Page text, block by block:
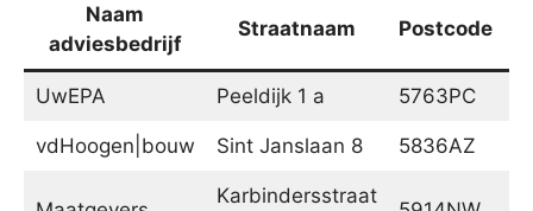
Naam
adviesbedrijf
Straatnaam Postcode
UwEPA Peeldijk 1 a 5763PC
vdHoogen|bouw Sint Janslaan 8 5836AZ
Karbindersstraat